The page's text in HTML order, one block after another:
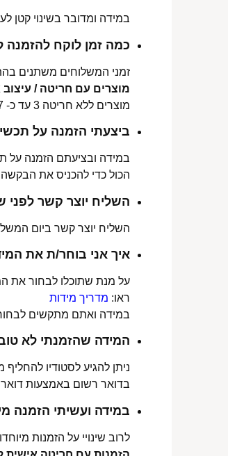
במידה ומדובר בשינוי קטן
כמה זמן לוקח להזמנה
זמני המשלוחים משתנים
מוצרים עם חריטה / עיצוב אישי בין 7- 14 ימי
מוצרים ללא חריטה 3 עד כ- 7 ימי עסקים לכל הארץ.
ביצעתי הזמנה על
במידה ובציעתם הזמנה על
הכול כדי להכניס את
השליח יוצר קשר לפני
השליח יוצר קשר ביום
איך אני בוחר/ת את
על מנת שתוכלו לבחור את
ראו: מדריך מידות
במידה ואתם מתקשים
המידה שהזמנתי לא
ניתן להגיע לסטודיו
בדואר רשום באמצעות
במידה ועשיתי הזמנה
לרוב שינויי על הזמנות מיוחדות יגבו